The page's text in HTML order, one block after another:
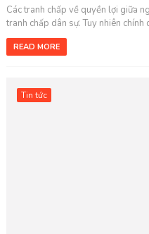
Các tranh chấp về quyền lợi giữa
tranh chấp dân sự. Tuy nhiên
READ MORE
Tin tức